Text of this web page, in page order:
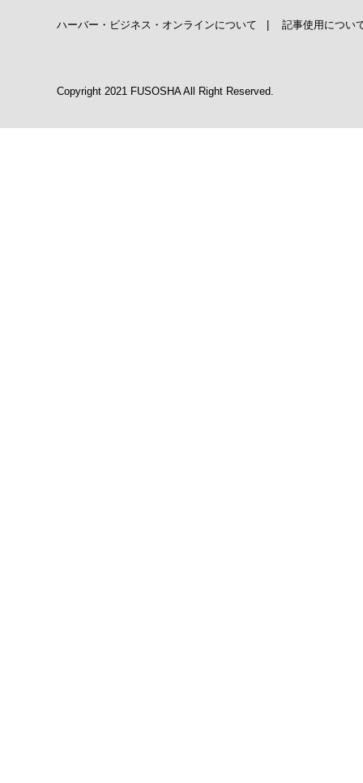
ハーバー・ビジネス・オンラインについて 記事使用につい
Copyright 2021 FUSOSHA All Right Reserved.